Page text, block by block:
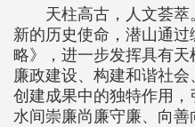
天柱高古，人文荟
新的历史使命，潜山通
略》，进一步发挥具有天
廉政建设、构建和谐社
创建成果中的独特作用
水间崇廉尚廉守廉、向